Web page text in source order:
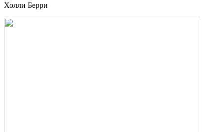
Холли Берри